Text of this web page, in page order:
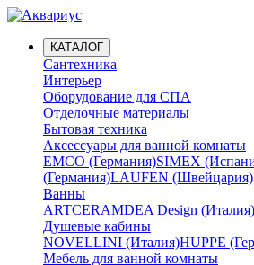
КАТАЛОГ
Сантехника
Интерьер
Оборудование для СПА
Отделочные материалы
Бытовая техника
Аксессуары для ванной комнаты
EMCO (Германия)SIMEX
(Германия)LAUFEN (Швейцария)
Ванны
ARTCERAMDEA Design (Италия)
Душевые кабины
NOVELLINI (Италия)HUPPE
Мебель для ванной комнаты